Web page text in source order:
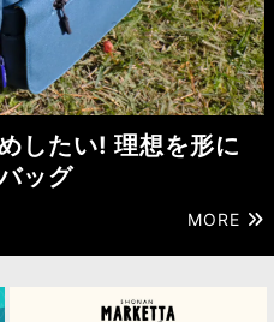
したい! 理想を形に
ッグ
MORE